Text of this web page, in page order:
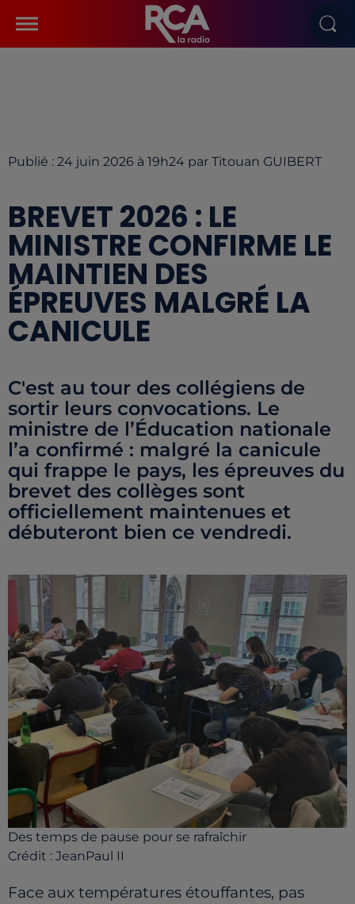
Publié : 24 juin 2026 à 19h24 par Titouan GUIBERT
BREVET 2026 : LE
MINISTRE CONFIRME LE
MAINTIEN DES
ÉPREUVES MALGRÉ LA
CANICULE
C'est au tour des collégiens de
sortir leurs convocations. Le
ministre de l’Éducation nationale
l’a confirmé : malgré la canicule
qui frappe le pays, les épreuves du
brevet des collèges sont
officiellement maintenues et
débuteront bien ce vendredi.
Des temps de pause pour se rafraîchir
Crédit : JeanPaul II
Face aux températures étouffantes, pas